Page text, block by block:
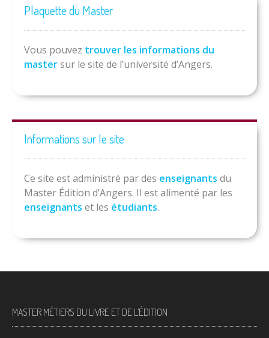
Plaquette du Master
Vous pouvez trouver les informations du
mastersur le site de l’université d’Angers.
Informations sur le site
Ce site est administré par des enseignants du
Master Édition d’Angers. Il est alimenté par les
enseignants et les étudiants.
MASTER MÉTIERS DU LIVRE ET DE L’ÉDITION